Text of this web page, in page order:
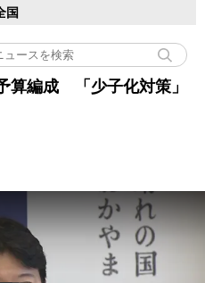
国
算編成 「少子化対策」